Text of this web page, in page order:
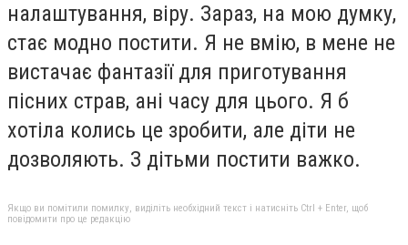
налаштування, віру. Зараз, на мою думку,
стає модно постити. Я не вмію, в мене не
вистачає фантазії для приготування
пісних страв, ані часу для цього. Я б
хотіла колись це зробити, але діти не
дозволяють. З дітьми постити важко.
Якщо ви помітили помилку, виділіть необхідний текст і натисніть Ctrl + Enter, щоб
повідомити про це редакцію